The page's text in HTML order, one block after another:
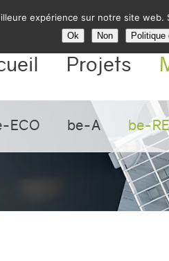
Projets
ECO be-A be-
expérience sur notre site
Ok Non Politique